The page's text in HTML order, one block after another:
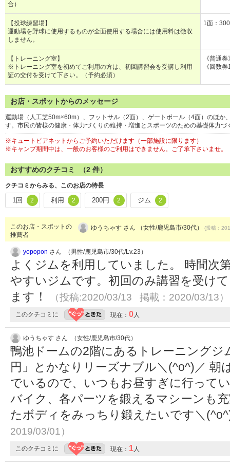
合）
【投球練習場】
運動場を野球に使用するものが全面使用する場合には使用料は徴収
しません。
1面：
【トレーニング室】
※トレーニング室を初めてご利用の方は、初回講習会を受講し利用
証の交付を受けて下さい。（予約必須）
《普通
《回数
お店・スポットからのメッセージ
運動場（人工芝50m×60m）、フットサル（2面）、ゲートボール（4面）のほか
す。市民の皆様の健康・体力づくりの維持・増進とスポーツのための基礎体力づ
※キュートピアネットからご予約いただけます（一部施設に限ります）
※キャンプ期間中は、一般のお客様のご利用はできません。ご了承下さいませ。
おすすめのクチコミ （2 件）
クチコミからみる、このお店の特長
1回 2 利用 2 200円 2 ジム 2
このお店・スポットの
推薦者
ゆうちゃす さん （女性/鹿児島市/30代） (投稿：
yopopon さん （男性/鹿児島市/30代/Lv.23）
よくジムを利用していました。 時間次
やすいジムです。初回のみ講習を受け
ます！
（投稿:2020/03/13 掲載：2020/03/13）
このクチコミに 現在： 0 人
ゆうちゃす さん （女性/鹿児島市/30代）
鴨池ドームの2階にあるトレーニングジ
円」とかなりリーズナブル＼(^o^)／ 朝
でいるので、いつもお昼すぎに行って
バイク、各パーツを鍛えるマシーンも
たボディをみっちり鍛えたいです＼
2019/03/01）
このクチコミに 現在： 1 人